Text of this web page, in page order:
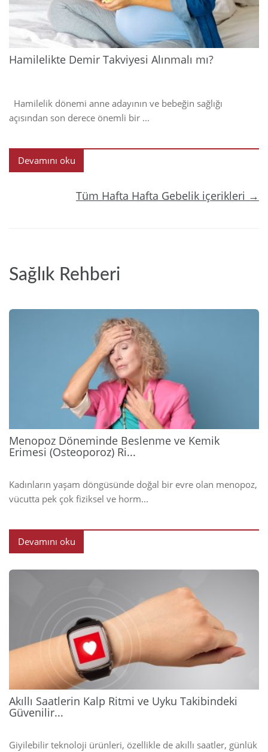
Hamilelikte Demir Takviyesi Alınmalı mı?
Hamilelik dönemi anne adayının ve bebeğin sağlığı
açısından son derece önemli bir ...
Devamını oku
Tüm Hafta Hafta Gebelik içerikleri →
Sağlık Rehberi
Menopoz Döneminde Beslenme ve Kemik
Erimesi (Osteoporoz) Ri...
Kadınların yaşam döngüsünde doğal bir evre olan menopoz,
vücutta pek çok fiziksel ve horm...
Devamını oku
Akıllı Saatlerin Kalp Ritmi ve Uyku Takibindeki
Güvenilir...
Giyilebilir teknoloji ürünleri, özellikle de akıllı saatler, günlük